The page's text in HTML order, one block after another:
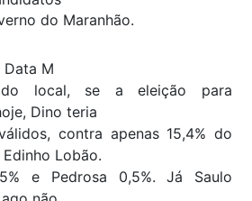
do Maranhão.
M
local, se a eleição para
Dino teria
contra apenas 15,4% do
Lobão.
e Pedrosa 0,5%. Já Saulo